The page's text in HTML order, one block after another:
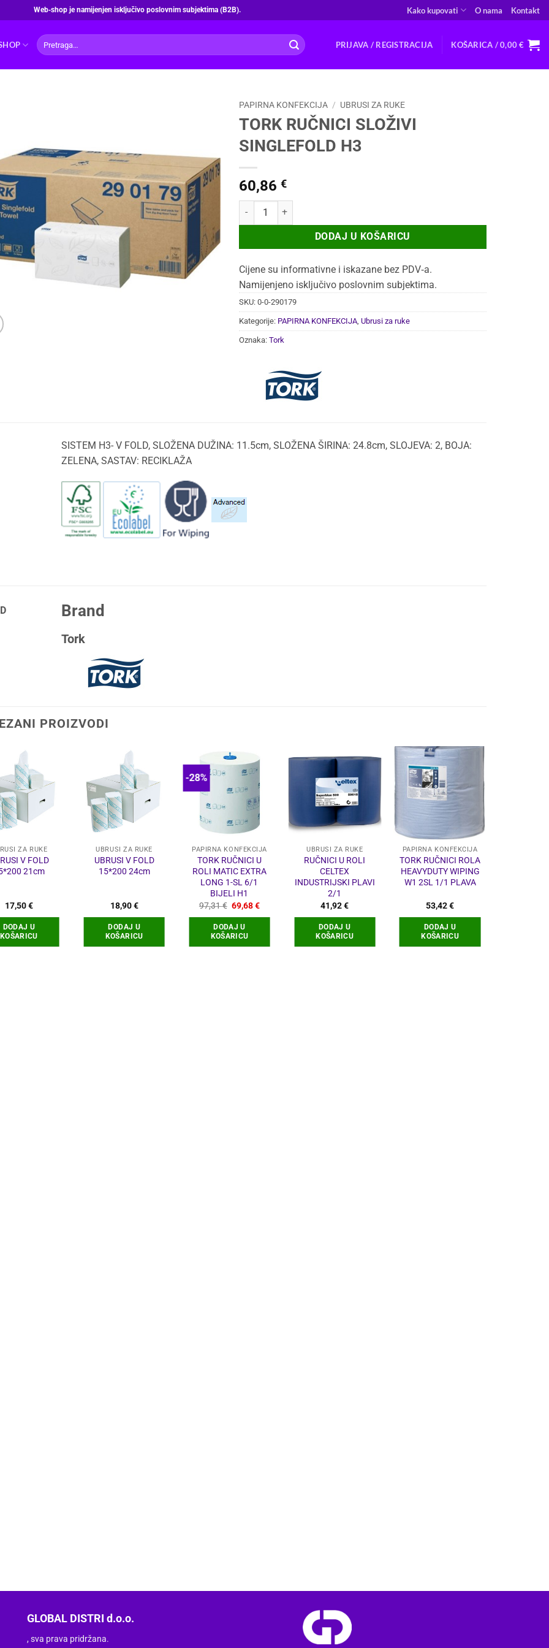
Web‑shop je namijenjen isključivo poslovnim subjektima (B2B). Kako kupovati O nama Kontakt
Pretraži:
PRIJAVA / REGISTRACIJA KOŠARICA /0,00€
PAPIRNA KONFEKCIJA / UBRUSI ZA RUKE
TORK RUČNICI SLOŽIVI
SINGLEFOLD H3
60,86 €
TORK RUČNICI SLOŽIVI SINGLEFOLD H3 količina
DODAJ U KOŠARICU
Cijene su informativne i iskazane bez PDV‑a.
Namijenjeno isključivo poslovnim subjektima.
SKU: 0-0-290179
Kategorije: PAPIRNA KONFEKCIJA, Ubrusi za ruke
Oznaka: Tork
SISTEM H3- V FOLD, SLOŽENA DUŽINA: 11.5cm, SLOŽENA ŠIRINA: 24.8cm, SLOJEVA: 2, BOJA:
ZELENA, SASTAV: RECIKLAŽA
Brand
Tork
PROIZVODI
ZA RUKE
V FOLD
21cm
17,50€
DODAJ U
KOŠARICU
UBRUSI ZA RUKE
UBRUSI V FOLD
15*200 24cm
18,90€
DODAJ U
KOŠARICU
-28%
PAPIRNA KONFEKCIJA
TORK RUČNICI U
ROLI MATIC EXTRA
LONG 1-SL 6/1
BIJELI H1
97,31€ Izvorna
bila
je:
97,31 €.
69,68€Trenutna
DODAJ U
KOŠARICU
UBRUSI ZA RUKE
RUČNICI U ROLI
CELTEX
INDUSTRIJSKI PLAVI
2/1
41,92€
DODAJ U
KOŠARICU
PAPIRNA KONFEKCIJA
TORK RUČNICI ROLA
HEAVYDUTY WIPING
W1 2SL 1/1 PLAVA
53,42€
DODAJ U
KOŠARICU
GLOBAL DISTRI d.o.o.
, sva prava pridržana.